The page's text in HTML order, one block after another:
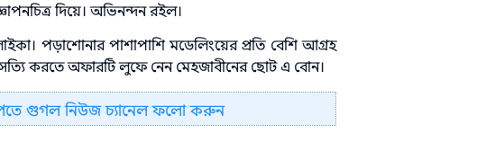
দিয়ে। অভিনন্দন রইল।
পড়াশোনার পাশাপাশি মডেলিংয়ের প্রতি বেশি আগ্রহ
করতে অফারটি লুফে নেন মেহজাবীনের ছোট এ বোন।
গুগল নিউজ চ্যানেল ফলো করুন